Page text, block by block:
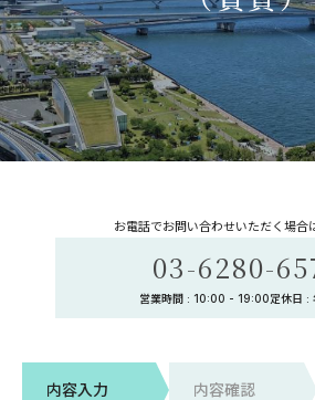
お電話でお問い合わせいただく場合
03-6280-
営業時間 : 10:00 - 19:00定休日 :
内容入力 内容確認